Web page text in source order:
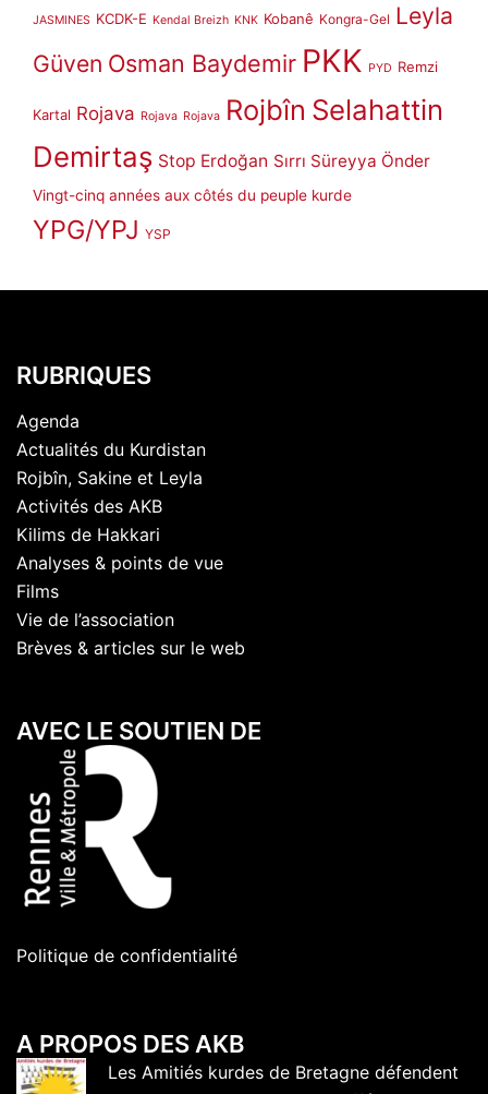
JASMINES KCDK-E Kendal Breizh KNK Kobanê Kongra-Gel Leyla
Güven Osman Baydemir PKK PYD Remzi
Kartal Rojava Rojava Rojava Rojbîn Selahattin
Demirtaş Stop Erdoğan Sırrı Süreyya Önder
Vingt-cinq années aux côtés du peuple kurde
YPG/YPJ YSP
RUBRIQUES
Agenda
Actualités du Kurdistan
Rojbîn, Sakine et Leyla
Activités des AKB
Kilims de Hakkari
Analyses & points de vue
Films
Vie de l’association
Brèves & articles sur le web
AVEC LE SOUTIEN DE
Politique de confidentialité
A PROPOS DES AKB
Les Amitiés kurdes de Bretagne défendent